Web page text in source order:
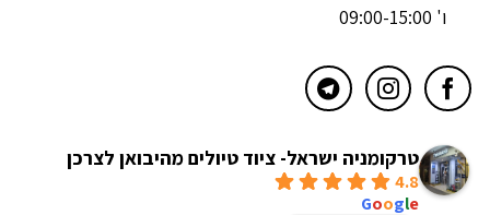
ו' 09:00-15:00
טרקומניה ישראל- ציוד טיולים מהיבואן לצרכן
4.8
Google